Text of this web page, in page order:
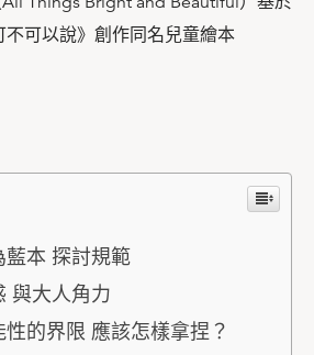
不可以說》創作同名兒童繪本
藍本 探討規範
與大人角力
性的界限 應該怎樣拿捏？